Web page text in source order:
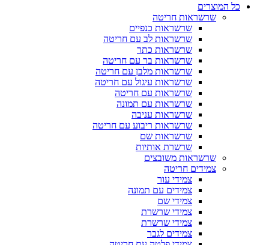
המוצרים
שרשראות חריטה
שרשראות כנפיים
שרשראות לב עם חריטה
שרשראות כתר
שרשראות בר עם חריטה
שרשראות מלבן עם חריטה
שרשראות עיגול עם חריטה
שרשראות עם חריטה
שרשראות עם תמונה
שרשראות עניבה
שרשראות ריבוע עם חריטה
שרשראות שם
שרשרת אותיות
שרשראות משובצים
צמידים חריטה
צמידי עור
צמידים עם תמונה
צמידי שם
צמידי שרשרת
צמידי שרשרת
צמידים לגבר